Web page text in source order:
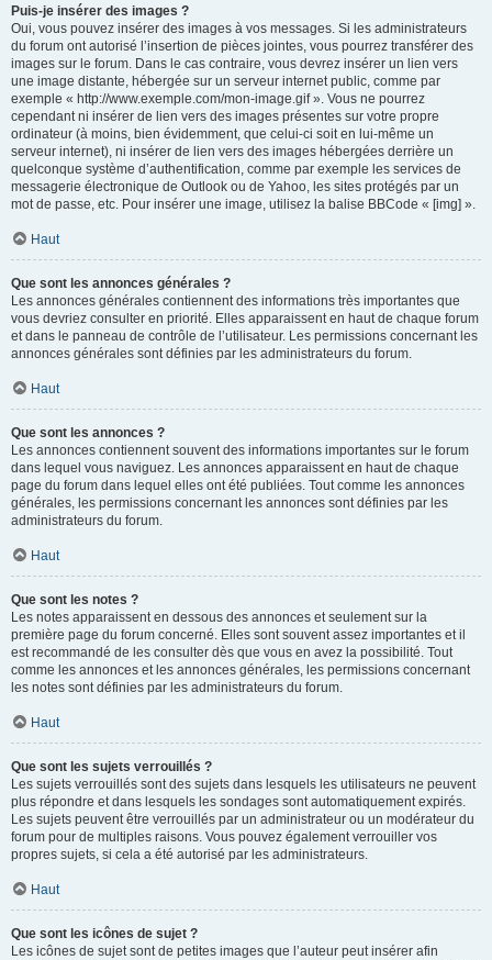
Puis-je insérer des images ?
Oui, vous pouvez insérer des images à vos messages. Si les administrateurs
du forum ont autorisé l’insertion de pièces jointes, vous pourrez transférer des
images sur le forum. Dans le cas contraire, vous devrez insérer un lien vers
une image distante, hébergée sur un serveur internet public, comme par
exemple « http://www.exemple.com/mon-image.gif ». Vous ne pourrez
cependant ni insérer de lien vers des images présentes sur votre propre
ordinateur (à moins, bien évidemment, que celui-ci soit en lui-même un
serveur internet), ni insérer de lien vers des images hébergées derrière un
quelconque système d’authentification, comme par exemple les services de
messagerie électronique de Outlook ou de Yahoo, les sites protégés par un
mot de passe, etc. Pour insérer une image, utilisez la balise BBCode « [img] ».
Haut
Que sont les annonces générales ?
Les annonces générales contiennent des informations très importantes que
vous devriez consulter en priorité. Elles apparaissent en haut de chaque forum
et dans le panneau de contrôle de l’utilisateur. Les permissions concernant les
annonces générales sont définies par les administrateurs du forum.
Haut
Que sont les annonces ?
Les annonces contiennent souvent des informations importantes sur le forum
dans lequel vous naviguez. Les annonces apparaissent en haut de chaque
page du forum dans lequel elles ont été publiées. Tout comme les annonces
générales, les permissions concernant les annonces sont définies par les
administrateurs du forum.
Haut
Que sont les notes ?
Les notes apparaissent en dessous des annonces et seulement sur la
première page du forum concerné. Elles sont souvent assez importantes et il
est recommandé de les consulter dès que vous en avez la possibilité. Tout
comme les annonces et les annonces générales, les permissions concernant
les notes sont définies par les administrateurs du forum.
Haut
Que sont les sujets verrouillés ?
Les sujets verrouillés sont des sujets dans lesquels les utilisateurs ne peuvent
plus répondre et dans lesquels les sondages sont automatiquement expirés.
Les sujets peuvent être verrouillés par un administrateur ou un modérateur du
forum pour de multiples raisons. Vous pouvez également verrouiller vos
propres sujets, si cela a été autorisé par les administrateurs.
Haut
Que sont les icônes de sujet ?
Les icônes de sujet sont de petites images que l’auteur peut insérer afin